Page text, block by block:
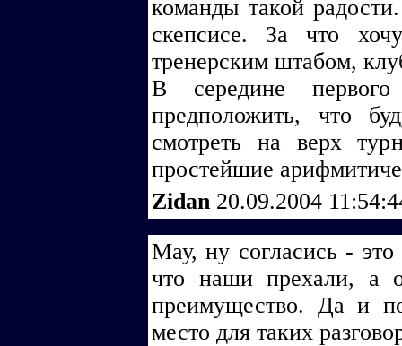
команды такой
скепсисе. За что
тренерским штабом,
В середине
предположить, что
смотреть на верх
простейшие
Zidan 20.09.2004
Мау, ну согласись -
что наши прехали, а
преимущество. Да и
место для таких